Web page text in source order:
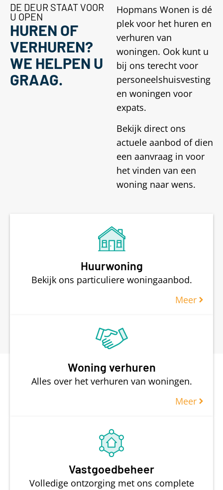
DE DEUR STAAT VOOR
U OPEN
HUREN OF
VERHUREN?
WE HELPEN U
GRAAG.
Hopmans Wonen is dé
plek voor het huren en
verhuren van
woningen. Ook kunt u
bij ons terecht voor
personeelshuisvesting
en woningen voor
expats.
Bekijk direct ons
actuele aanbod of dien
een aanvraag in voor
het vinden van een
woning naar wens.
Huurwoning
Bekijk ons particuliere woningaanbod.
Meer
Woning verhuren
Alles over het verhuren van woningen.
Meer
Vastgoedbeheer
Volledige ontzorging met ons complete